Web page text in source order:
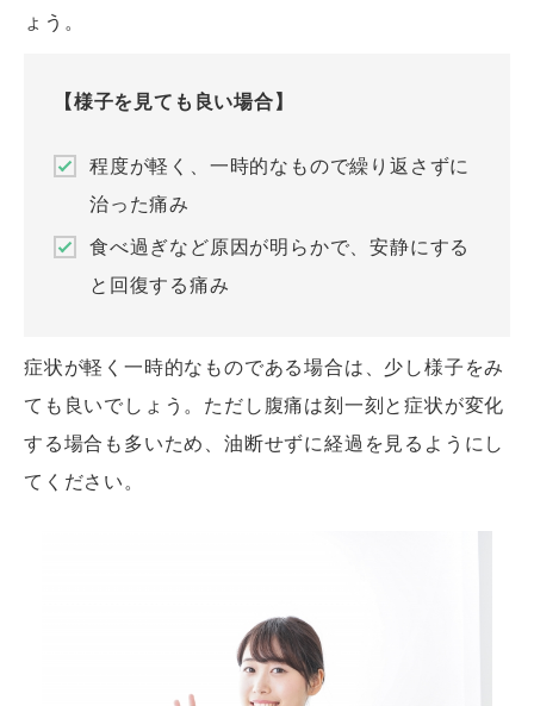
ょう。
【様子を見ても良い場合】
程度が軽く、一時的なもので繰り返さずに
治った痛み
食べ過ぎなど原因が明らかで、安静にする
と回復する痛み
症状が軽く一時的なものである場合は、少し様子をみ
ても良いでしょう。ただし腹痛は刻一刻と症状が変化
する場合も多いため、油断せずに経過を見るようにし
てください。